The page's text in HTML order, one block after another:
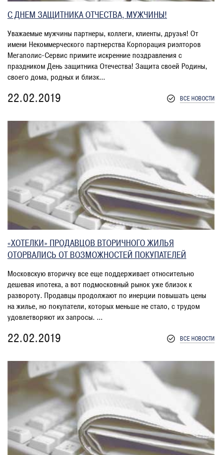
С ДНЕМ ЗАЩИТНИКА ОТЧЕСТВА, МУЖЧИНЫ!
Уважаемые мужчины партнеры, коллеги, клиенты, друзья! От
имени Некоммерческого партнерства Корпорация риэлторов
Мегаполис-Сервис примите искренние поздравления с
праздником День защитника Отечества! Защита своей Родины,
своего дома, родных и близк...
22.02.2019 ВСЕ НОВОСТИ
«ХОТЕЛКИ» ПРОДАВЦОВ ВТОРИЧНОГО ЖИЛЬЯ
ОТОРВАЛИСЬ ОТ ВОЗМОЖНОСТЕЙ ПОКУПАТЕЛЕЙ
Московскую вторичку все еще поддерживает относительно
дешевая ипотека, а вот подмосковный рынок уже близок к
развороту. Продавцы продолжают по инерции повышать цены
на жилье, но покупатели, которых меньше не стало, с трудом
удовлетворяют их запросы. ...
22.02.2019 ВСЕ НОВОСТИ